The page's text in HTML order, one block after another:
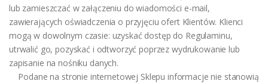
lub zamieszczać w załączeniu do wiadomości e-mail,
zawierających oświadczenia o przyjęciu ofert Klientów. Klienci
mogą w dowolnym czasie: uzyskać dostęp do Regulaminu,
utrwalić go, pozyskać i odtworzyć poprzez wydrukowanie lub
zapisanie na nośniku danych.
Podane na stronie internetowej Sklepu informacje nie stanowią